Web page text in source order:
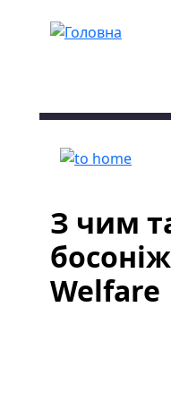
З чим
Welfare